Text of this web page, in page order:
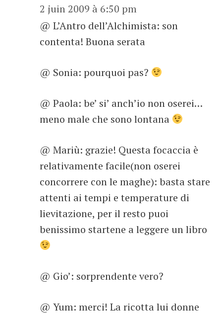
2 juin 2009 à 6:50 pm
@ L’Antro dell’Alchimista: son
contenta! Buona serata
@ Sonia: pourquoi pas?
@ Paola: be’ si’ anch’io non oserei…
meno male che sono lontana
@ Mariù: grazie! Questa focaccia è
relativamente facile(non oserei
concorrere con le maghe): basta stare
attenti ai tempi e temperature di
lievitazione, per il resto puoi
benissimo startene a leggere un libro
@ Gio’: sorprendente vero?
@ Yum: merci! La ricotta lui donne